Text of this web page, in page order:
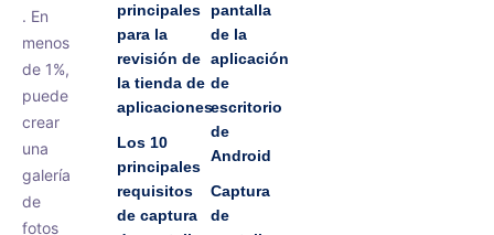
. En
menos
de 1%,
puede
crear
una
galería
de
fotos
principales
para la
revisión de
la tienda de
aplicaciones
Los 10
principales
requisitos
de captura
pantalla
de la
aplicación
de
escritorio
de
Android
Captura
de